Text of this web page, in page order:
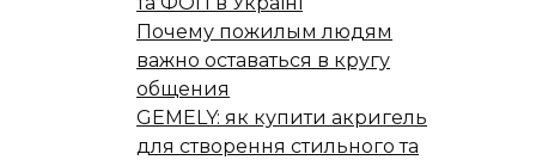
Почему пожилым людям
важно оставаться в кругу
общения
GEMELY: як купити акригель
для створення стильного та